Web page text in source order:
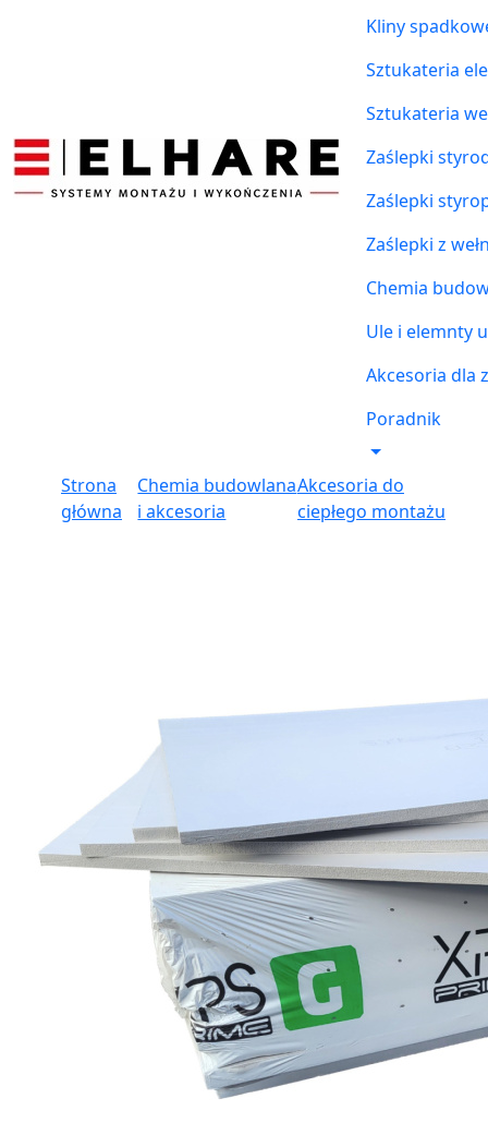
Kliny
Sztukateria
Sztukateria
Zaślepki
Zaślepki
Zaślepki z
Chemia
Ule i elemnty
Akcesoria dla
Poradnik
Strona
główna
Chemia budowlana
i akcesoria
Akcesoria do
ciepłego montażu